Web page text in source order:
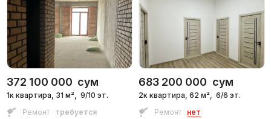
372 100 000 сум
1к квартира, 31 м², 9/10 эт.
Ремонт
требуется
683 200 000 сум
2к квартира, 62 м², 6/6 эт.
Ремонт
нет